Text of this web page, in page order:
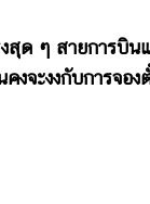
ด ๆ สายการบิน
งจะงงกับการจ